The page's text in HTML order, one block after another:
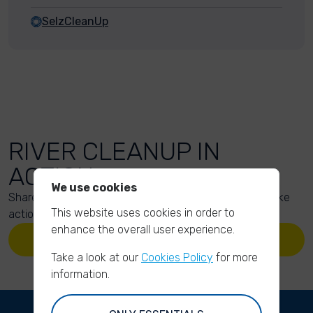
SelzCleanUp
RIVER CLEANUP IN
ACTION
Share your action photos here and inspire others to take
action too!
UPLOAD YOUR PHOTOS
We use cookies
This website uses cookies in order to
enhance the overall user experience.
Take a look at our Cookies Policy for more
information.